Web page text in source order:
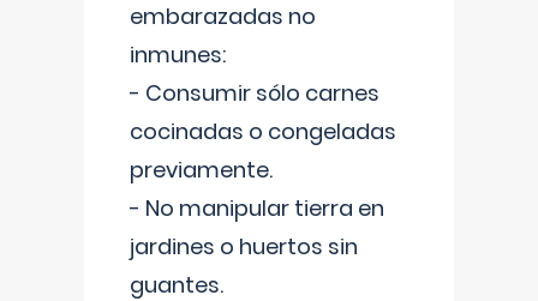
embarazadas no
inmunes:
- Consumir sólo carnes
cocinadas o congeladas
previamente.
- No manipular tierra en
jardines o huertos sin
guantes.